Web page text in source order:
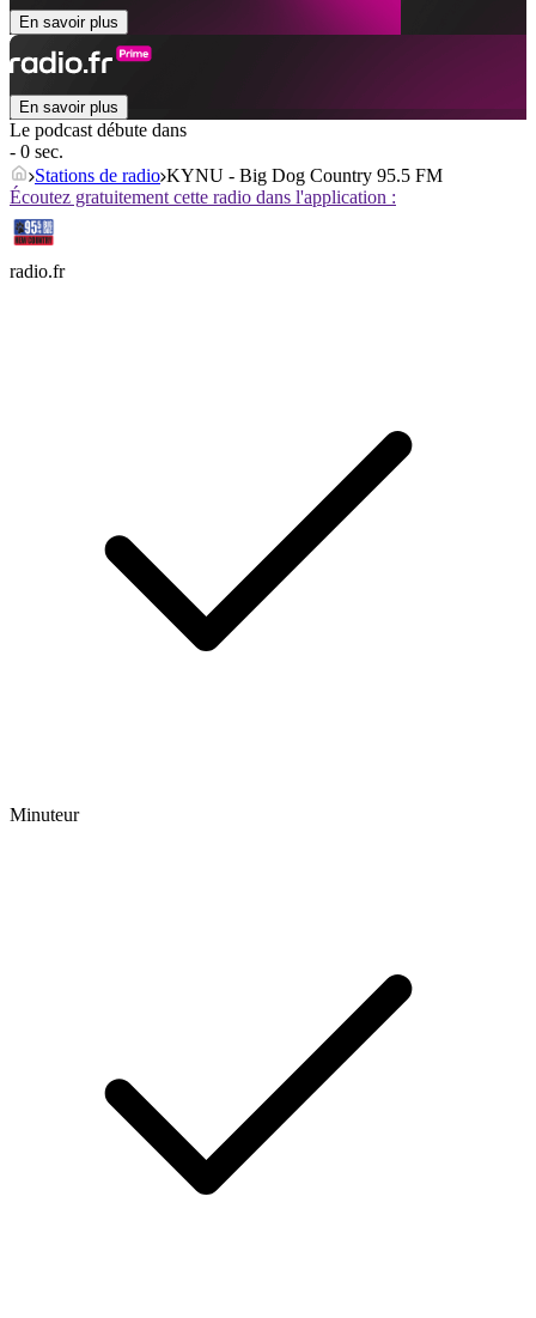
En savoir plus
En savoir plus
Le podcast débute dans
- 0 sec.
Stations de radio KYNU - Big Dog Country 95.5 FM
Écoutez gratuitement cette radio dans l'application :
radio.fr
Minuteur